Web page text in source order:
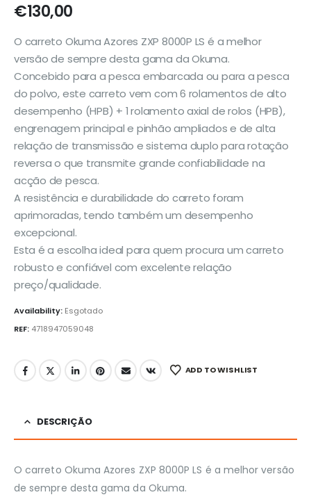
€130,00
O carreto Okuma Azores ZXP 8000P LS é a melhor
versão de sempre desta gama da Okuma.
Concebido para a pesca embarcada ou para a pesca
do polvo, este carreto vem com 6 rolamentos de alto
desempenho (HPB) + 1 rolamento axial de rolos (HPB),
engrenagem principal e pinhão ampliados e de alta
relação de transmissão e sistema duplo para rotação
reversa o que transmite grande confiabilidade na
acção de pesca.
A resistência e durabilidade do carreto foram
aprimoradas, tendo também um desempenho
excepcional.
Esta é a escolha ideal para quem procura um carreto
robusto e confiável com excelente relação
preço/qualidade.
Availability: Esgotado
REF: 4718947059048
ADD TO WISHLIST
DESCRIÇÃO
O carreto Okuma Azores ZXP 8000P LS é a melhor versão
de sempre desta gama da Okuma.